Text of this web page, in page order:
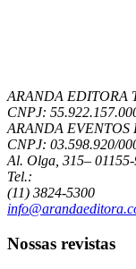
ARANDA EDITORA
CNPJ:
ARANDA EVENTOS
CNPJ: 03.598.920/
Al. Olga, 315–
Tel.:
(11) 3824-5300
Nossas revistas